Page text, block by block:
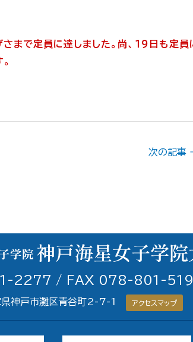
まで定員に達しました。尚、１９日も定員
次の記事
2277 / FAX 078-801-
神戸市灘区青谷町2-7-1 アクセスマップ